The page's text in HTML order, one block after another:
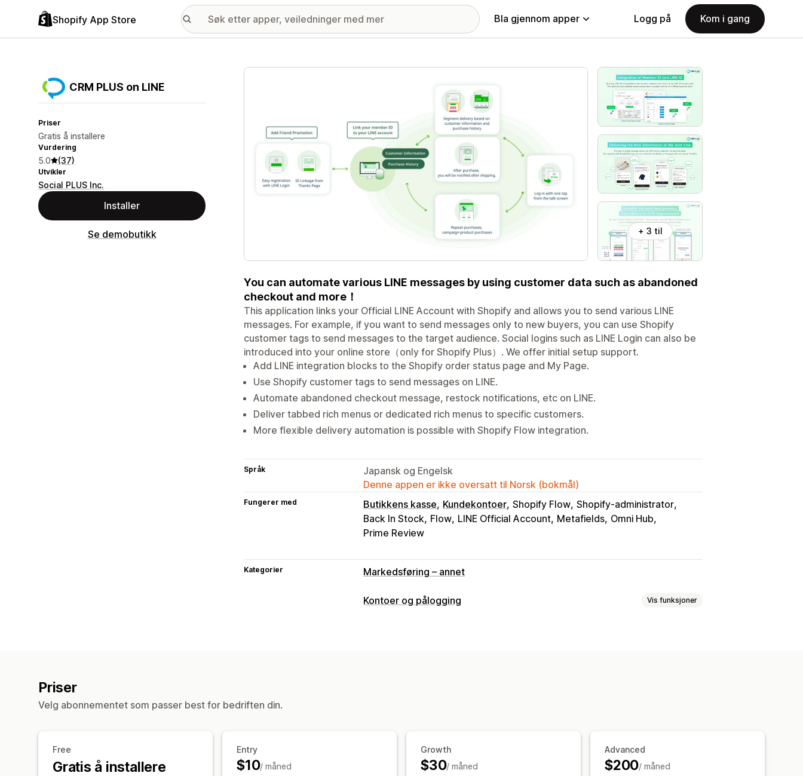
Shopify App Store Bla gjennom apper Logg på Kom i gang
CRM PLUS on LINE
Priser
Gratis å installere
Vurdering
5.0 (37)
Utvikler
Social PLUS Inc.
Installer
Se demobutikk
Galleri med fremhevede bilder
+ 3 til
You can automate various LINE messages by using customer data such as abandoned
checkout and more！
This application links your Official LINE Account with Shopify and allows you to send various LINE
messages. For example, if you want to send messages only to new buyers, you can use Shopify
customer tags to send messages to the target audience. Social logins such as LINE Login can also be
introduced into your online store（only for Shopify Plus）. We offer initial setup support.
Add LINE integration blocks to the Shopify order status page and My Page.
Use Shopify customer tags to send messages on LINE.
Automate abandoned checkout message, restock notifications, etc on LINE.
Deliver tabbed rich menus or dedicated rich menus to specific customers.
More flexible delivery automation is possible with Shopify Flow integration.
Språk
Japansk og Engelsk
Denne appen er ikke oversatt til Norsk (bokmål)
Fungerer med Butikkens kasse Kundekontoer Shopify Flow Shopify-administrator
Back In Stock Flow LINE Official Account Metafields Omni Hub
Prime Review
Kategorier Markedsføring – annet
Kontoer og pålogging Vis funksjoner
Priser
Velg abonnementet som passer best for bedriften din.
Free
Gratis å installere
Entry
$10/ måned
Growth
$30/ måned
Advanced
$200/ måned